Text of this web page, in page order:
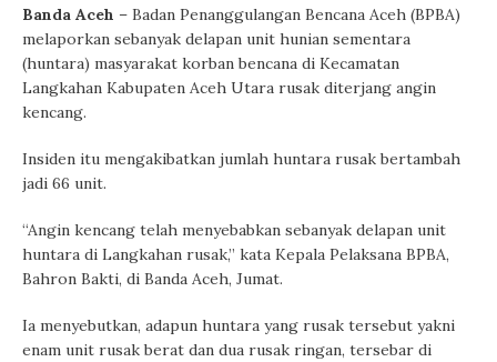
Banda Aceh – Badan Penanggulangan Bencana Aceh (BPBA)
melaporkan sebanyak delapan unit hunian sementara
(huntara) masyarakat korban bencana di Kecamatan
Langkahan Kabupaten Aceh Utara rusak diterjang angin
kencang.
Insiden itu mengakibatkan jumlah huntara rusak bertambah
jadi 66 unit.
“Angin kencang telah menyebabkan sebanyak delapan unit
huntara di Langkahan rusak,” kata Kepala Pelaksana BPBA,
Bahron Bakti, di Banda Aceh, Jumat.
Ia menyebutkan, adapun huntara yang rusak tersebut yakni
enam unit rusak berat dan dua rusak ringan, tersebar di